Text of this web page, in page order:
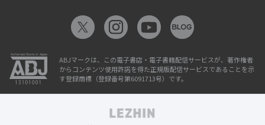
ABJマークは、この電子書店・電子書籍配信サービスが、著作権者
からコンテンツ使用許諾を得た正規版配信サービスであることを示
す登録商標（登録番号第6091713号）です。